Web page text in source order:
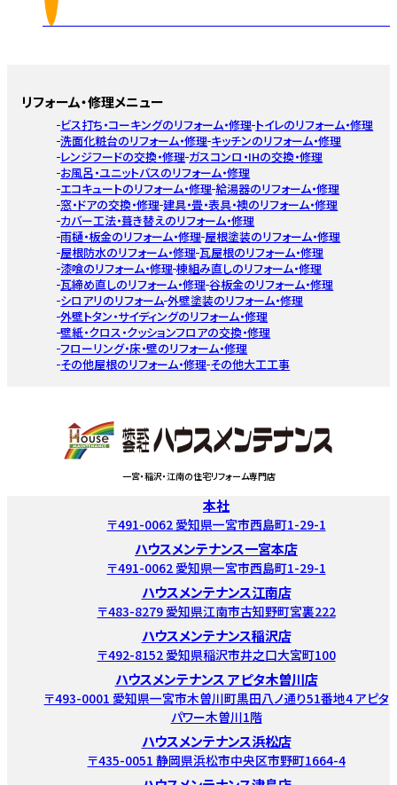
リフォーム・修理メニュー
ビス打ち・コーキングのリフォーム・修理 トイレのリフォーム・修理
洗面化粧台のリフォーム・修理 キッチンのリフォーム・修理
レンジフードの交換・修理 ガスコンロ・IHの交換・修理
お風呂・ユニットバスのリフォーム・修理
エコキュートのリフォーム・修理 給湯器のリフォーム・修理
窓・ドアの交換・修理 建具・畳・表具・襖のリフォーム・修理
カバー工法・葺き替えのリフォーム・修理
雨樋・板金のリフォーム・修理 屋根塗装のリフォーム・修理
屋根防水のリフォーム・修理 瓦屋根のリフォーム・修理
漆喰のリフォーム・修理 棟組み直しのリフォーム・修理
瓦締め直しのリフォーム・修理 谷板金のリフォーム・修理
シロアリのリフォーム 外壁塗装のリフォーム・修理
外壁トタン・サイディングのリフォーム・修理
壁紙・クロス・クッションフロアの交換・修理
フローリング・床・壁のリフォーム・修理
その他屋根のリフォーム・修理 その他大工工事
一宮・稲沢・江南の住宅リフォーム専門店
本社
〒491-0062 愛知県一宮市西島町1-29-1
ハウスメンテナンス一宮本店
〒491-0062 愛知県一宮市西島町1-29-1
ハウスメンテナンス江南店
〒483-8279 愛知県江南市古知野町宮裏222
ハウスメンテナンス稲沢店
〒492-8152 愛知県稲沢市井之口大宮町100
ハウスメンテナンス アピタ木曽川店
〒493-0001 愛知県一宮市木曽川町黒田八ノ通り51番地4 アピタ
パワー木曽川1階
ハウスメンテナンス浜松店
〒435-0051 静岡県浜松市中央区市野町1664-4